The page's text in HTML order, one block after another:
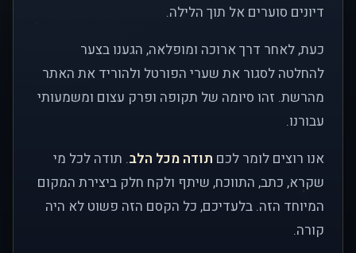
דיונים סוערים אל תוך הלילה.
כעת, לאחר דרך ארוכה ומופלאה, הגענו בצער
להחלטה לסגור את שערי הפורטל ולהוריד את האתר
מהרשת. זהו סיומה של תקופה ופרק עצום ומשמעותי
עבורנו.
אנו רוצים לומר לכם תודה מכל הלב. תודה לכל מי
שקרא, כתב, התווכח, שיתף ולקח חלק ביצירת המקום
המיוחד הזה. בלעדיכם, כל הקסם הזה פשוט לא היה
קורה.